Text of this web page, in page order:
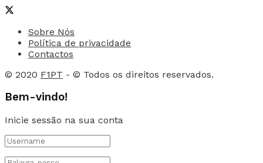
Sobre Nós
Política de privacidade
Contactos
© 2020 F1PT - © Todos os direitos reservados.
Bem-vindo!
Inicie sessão na sua conta